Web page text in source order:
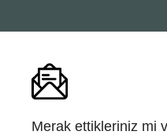
Merak ettikleriniz mi